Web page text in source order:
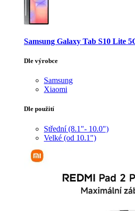
Samsung Galaxy Tab S10 Lite
Dle výrobce
Samsung
Xiaomi
Dle použití
Střední (8.1"- 10.0")
Velké (od 10.1")